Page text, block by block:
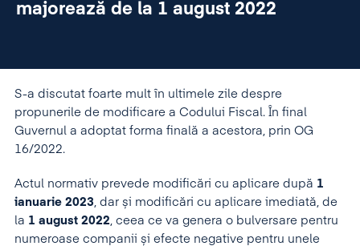
majorează de la 1 august 2022
S-a discutat foarte mult în ultimele zile despre
propunerile de modificare a Codului Fiscal. În final
Guvernul a adoptat forma finală a acestora, prin OG
16/2022.
Actul normativ prevede modificări cu aplicare după 1
ianuarie 2023, dar și modificări cu aplicare imediată, de
la 1 august 2022, ceea ce va genera o bulversare pentru
numeroase companii și efecte negative pentru unele